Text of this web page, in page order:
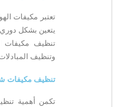
تعتبر مكيفات
يتعين بشكل
تنظيف مكيفات
وتنظيف
تنظيف مكيفات
تكمن أهمية